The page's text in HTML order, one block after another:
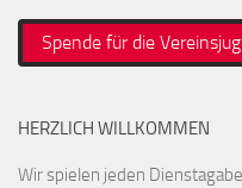
Spende für die
HERZLICH WILLKOMMEN
Wir spielen jeden